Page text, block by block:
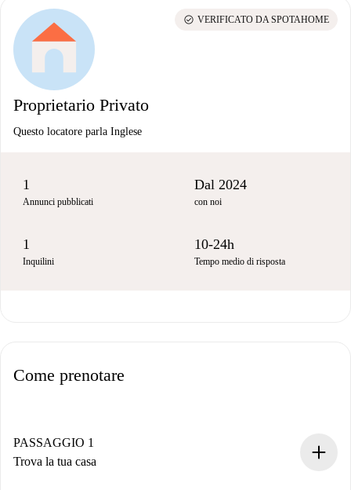
Proprietario Privato
Questo locatore parla Inglese
check_circle VERIFICATO DA SPOTAHOME
1
Annunci pubblicati
Dal 2024
con noi
1
Inquilini
10-24h
Tempo medio di risposta
Come prenotare
PASSAGGIO 1
Trova la tua casa